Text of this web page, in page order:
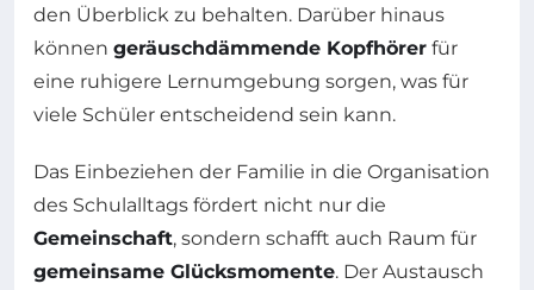
den Überblick zu behalten. Darüber hinaus
können geräuschdämmende Kopfhörer für
eine ruhigere Lernumgebung sorgen, was für
viele Schüler entscheidend sein kann.
Das Einbeziehen der Familie in die Organisation
des Schulalltags fördert nicht nur die
Gemeinschaft, sondern schafft auch Raum für
gemeinsame Glücksmomente. Der Austausch